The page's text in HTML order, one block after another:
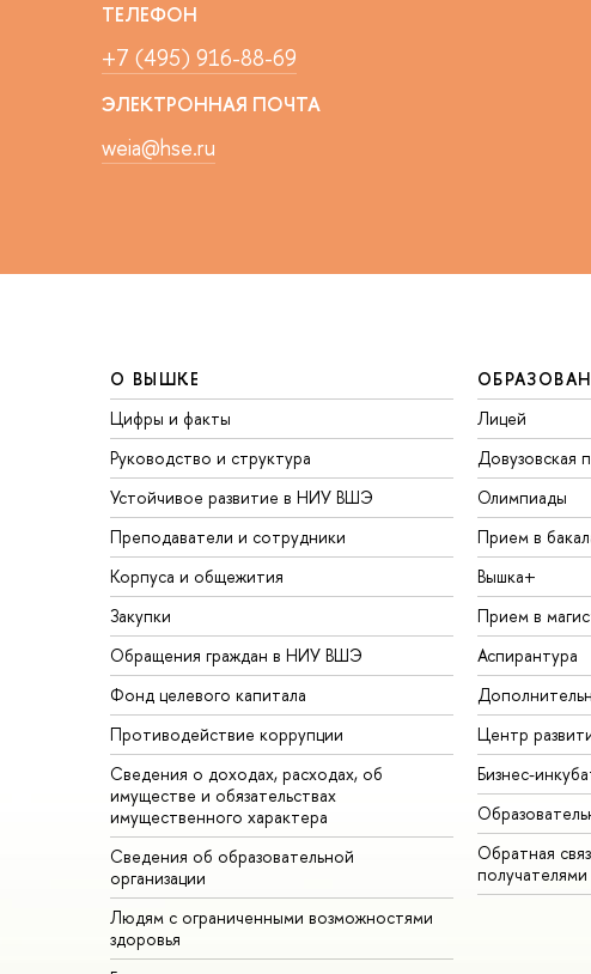
ТЕЛЕФОН
+7 (495) 916-88-69
ЭЛЕКТРОННАЯ ПОЧТА
weia@hse.ru
О ВЫШКЕ
Цифры и факты
Руководство и структура
Устойчивое развитие в НИУ ВШЭ
Преподаватели и сотрудники
Корпуса и общежития
Закупки
Обращения граждан в НИУ ВШЭ
Фонд целевого капитала
Противодействие коррупции
Сведения о доходах, расходах, об
имуществе и обязательствах
имущественного характера
Сведения об образовательной
организации
Людям с ограниченными возможностями
здоровья
Лицей
Довузовская
Олимпиады
Прием в
Вышка+
Прием в
Аспирантура
Центр
Бизнес-
Обратная
получателями